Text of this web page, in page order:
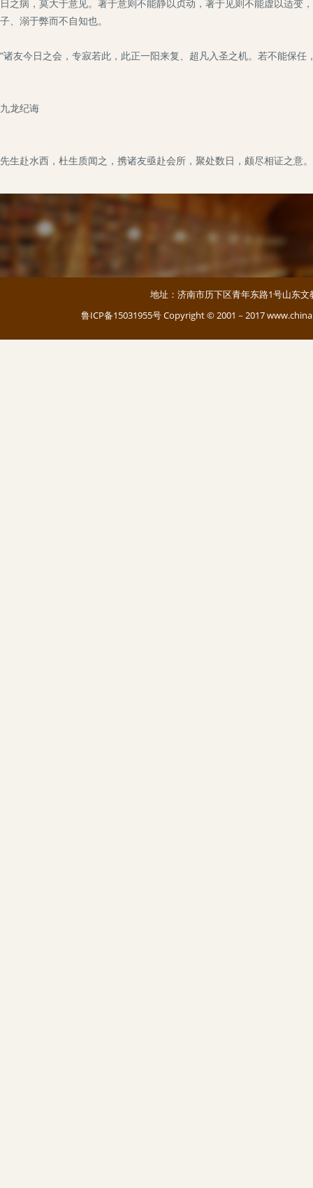
地址：济南市历下区青年东路1号山东
鲁ICP备15031955号Copyright © 2001－2017